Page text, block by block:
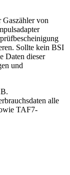
von
Sollte kein BSI
Daten dieser
und
alle
TAF7-